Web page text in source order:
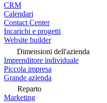
CRM
Calendari
Contact Center
Incarichi e progetti
Website builder
Dimensioni dell'azienda
Imprenditore individuale
Piccola impresa
Grande azienda
Reparto
Marketing